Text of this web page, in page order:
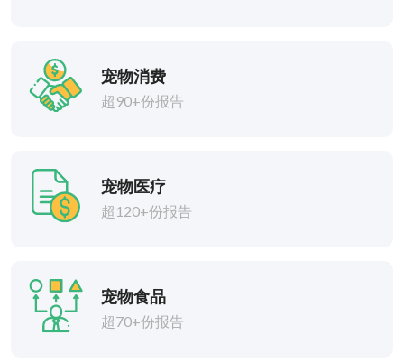
宠物消费
超90+份报告
宠物医疗
超120+份报告
宠物食品
超70+份报告